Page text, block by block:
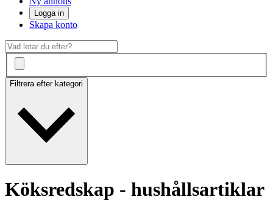
Logga in
Skapa konto
Filtrera efter kategori
Köksredskap - hushållsartiklar